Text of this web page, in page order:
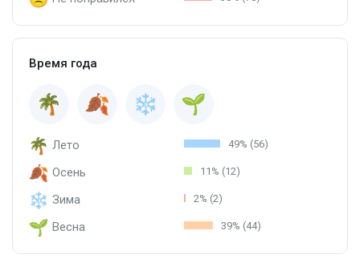
Время года
Лето 49% (56)
Осень 11% (12)
Зима 2% (2)
Весна 39% (44)